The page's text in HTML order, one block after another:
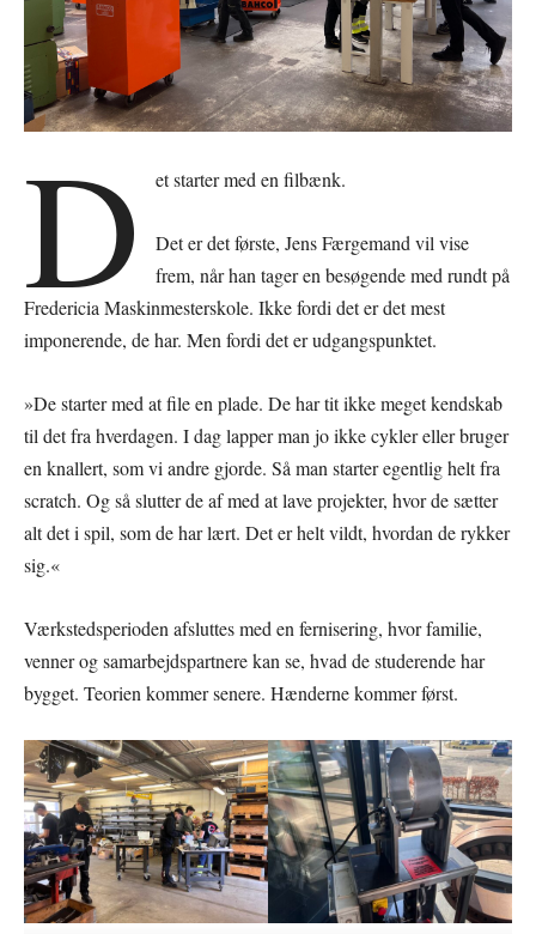
D et starter med en filbænk.
Det er det første, Jens Færgemand vil vise
frem, når han tager en besøgende med rundt på
Fredericia Maskinmesterskole. Ikke fordi det er det mest
imponerende, de har. Men fordi det er udgangspunktet.
»De starter med at file en plade. De har tit ikke meget kendskab
til det fra hverdagen. I dag lapper man jo ikke cykler eller bruger
en knallert, som vi andre gjorde. Så man starter egentlig helt fra
scratch. Og så slutter de af med at lave projekter, hvor de sætter
alt det i spil, som de har lært. Det er helt vildt, hvordan de rykker
sig.«
Værkstedsperioden afsluttes med en fernisering, hvor familie,
venner og samarbejdspartnere kan se, hvad de studerende har
bygget. Teorien kommer senere. Hænderne kommer først.